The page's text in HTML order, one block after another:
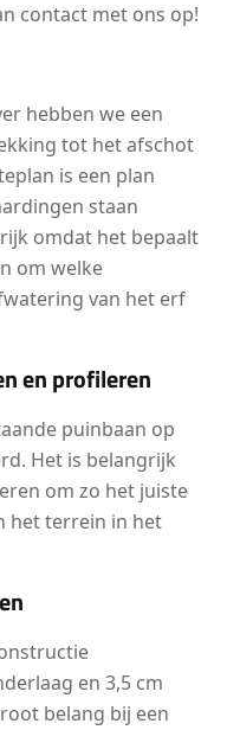
contact met ons op!
hebben we een
tot het afschot
is een plan
staan
omdat het bepaalt
om welke
van het erf
en profileren
puinbaan op
Het is belangrijk
om zo het juiste
het terrein in het
en 3,5 cm
belang bij een